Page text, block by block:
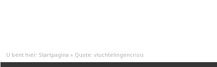
U bent hier: Startpagina » Quote: vluchtelingencrisis